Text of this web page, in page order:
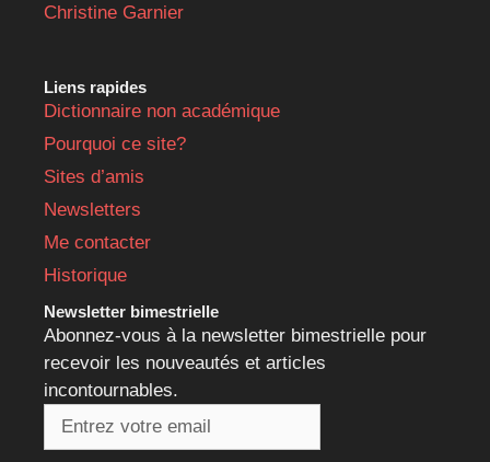
Christine Garnier
Liens rapides
Dictionnaire non académique
Pourquoi ce site?
Sites d’amis
Newsletters
Me contacter
Historique
Newsletter bimestrielle
Abonnez-vous à la newsletter bimestrielle pour
recevoir les nouveautés et articles
incontournables.